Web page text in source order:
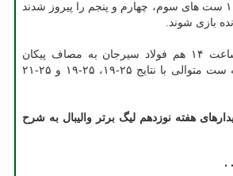
۲۲-۲۵، ۲۰-۲۵ و ۱۴-۱۶ ست های سوم، چهارم و پنجم را پیروز شدند
اما در دومین بازی ساعت ۱۴ هم فولاد سیرجان به مصاف پیکان
تهران رفت که در سه ست متوالی با نتایج ۲۵-۱۹، ۲۵-۱۹ و ۲۵-۲۱
هفته نوزدهم لیگ برتر والیبال به شرح